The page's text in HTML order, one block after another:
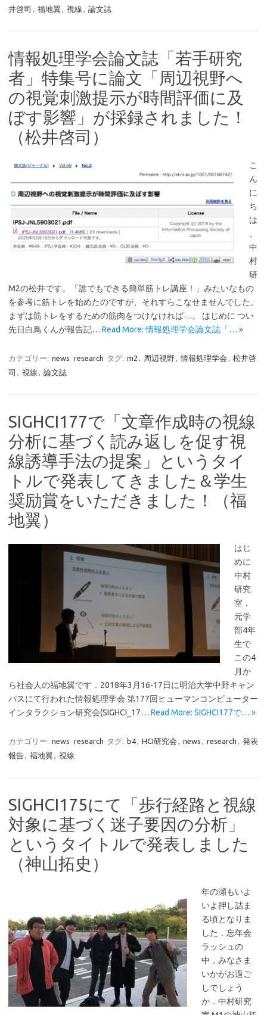
井啓司 , 福地翼 , 視線 , 論文誌
情報処理学会論文誌「若手研究
者」特集号に論文「周辺視野へ
の視覚刺激提示が時間評価に及
ぼす影響」が採録されました！
（松井啓司）
こ
ん
に
ち
は
、
中
村
研
M2の松井です。「誰でもできる簡単筋トレ講座！」みたいなもの
を参考に筋トレを始めたのですが、それすらこなせませんでした。
まずは筋トレをするための筋肉をつけなければ…。 はじめに つい
先日白鳥くんが報告記… Read More: 情報処理学会論文誌「… »
カテゴリー: news research タグ: m2 , 周辺視野, 情報処理学会 , 松井啓
司 , 視線 , 論文誌
SIGHCI177で「文章作成時の視線
分析に基づく読み返しを促す視
線誘導手法の提案」というタイ
トルで発表してきました＆学生
奨励賞をいただきました！（福
地翼）
はじ
めに
中村
研究
室，
元学
部4年
生で
この4
月か
ら社会人の福地翼です．2018年3月16-17日に明治大学中野キャン
パスにて行われた情報処理学会 第177回ヒューマンコンピューター
インタラクション研究会(SIGHCI_17… Read More: SIGHCI177で… »
カテゴリー: news research タグ: b4, HCI研究会 , news , research , 発表
報告, 福地翼 , 視線
SIGHCI175にて「歩行経路と視線
対象に基づく迷子要因の分析」
というタイトルで発表しました
（神山拓史）
年の瀬もいよ
いよ押し詰ま
る頃となりま
した．忘年会
ラッシュの
中，みなさま
いかがお過ご
しでしょう
か．中村研究